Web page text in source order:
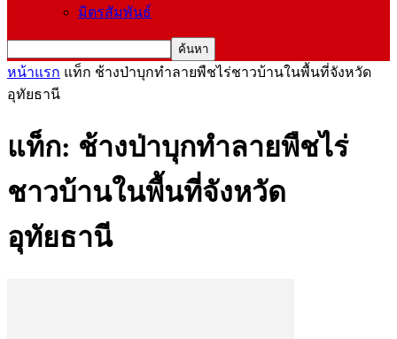
มิตรสัมพันธ์
หน้าแรก แท็ก ช้างป่าบุกทำลายพืชไร่ชาวบ้านในพื้นที่จังหวัด
อุทัยธานี
แท็ก: ช้างป่าบุกทำลายพืชไร่
ชาวบ้านในพื้นที่จังหวัด
อุทัยธานี